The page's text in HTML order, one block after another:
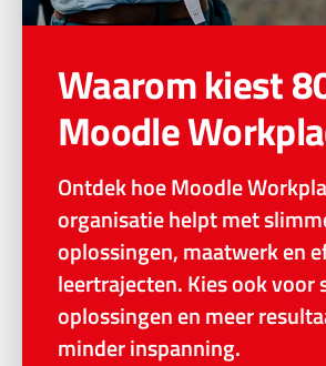
Waarom kiest
Moodle
Ontdek hoe Moodle
organisatie helpt met
oplossingen, maatwerk en
leertrajecten. Kies ook voor
oplossingen en meer
minder inspanning.